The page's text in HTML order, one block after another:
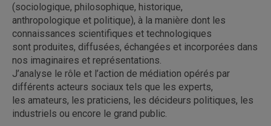
(sociologique, philosophique, historique,
anthropologique et politique), à la manière dont les
connaissances scientifiques et technologiques
sont produites, diffusées, échangées et incorporées dans
nos imaginaires et représentations.
J’analyse le rôle et l’action de médiation opérés par
différents acteurs sociaux tels que les experts,
les amateurs, les praticiens, les décideurs politiques, les
industriels ou encore le grand public.